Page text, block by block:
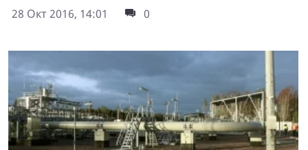
28 Окт 2016, 14:01
0